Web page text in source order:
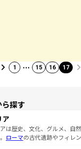
1 … 15 16 17
探す
ア
は歴史、文化、グルメ、自
ローマの古代遺跡やフィレ